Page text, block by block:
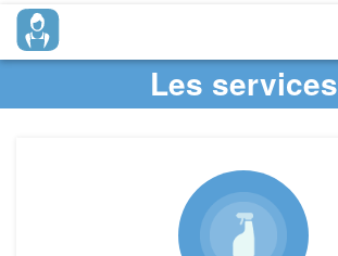
Les services